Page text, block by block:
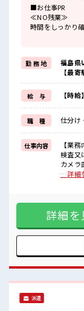
■お仕事PR
≪NO残業≫
時間をしっかり確
≪ラクラク制服
制服があるので、
毎日の服装の悩
≪未経験でも活
新しいことにチ
しっかり働く環
イチからスキル
≪収入アップを
高時給だらけの
■職場の雰囲気
休憩時間にゆっ
残業は基本ない
勤 務 地
福島県
【最寄
給 与 【時
職 種 仕分け
仕事内容
【業
検査又
カメラ部品 ■お仕事PR ≪NO残業≫ 時
る、
とにチ
ってい
ましょ
お仕事です！ ■職場の雰囲気
ース
ポー
…詳細
詳細を
派遣